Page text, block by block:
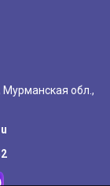
Мурманская обл.,